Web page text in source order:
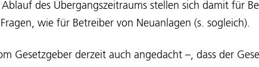
des Übergangszeitraums stellen sich damit für
wie für Betreiber von Neuanlagen (s. sogleich).
Gesetzgeber derzeit auch angedacht –, dass der